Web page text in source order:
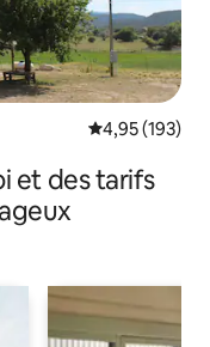
Évaluation
4,95 (193)
et des tarifs